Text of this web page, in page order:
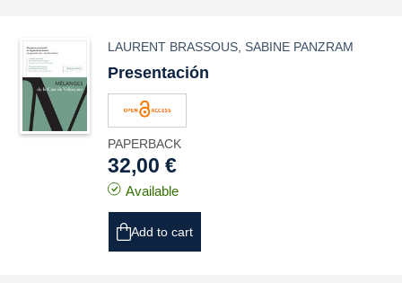
LAURENT BRASSOUS SABINE PANZRAM
Presentación
PAPERBACK
32,00 €
Available
Add to cart